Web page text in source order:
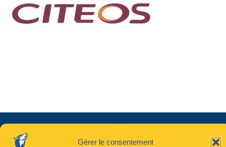
Gérer le consentement